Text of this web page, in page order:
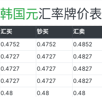
韩国元汇率牌价表
汇买 钞买 汇卖
0.4752 0.4752 0.4852
0.4727 0.4727 0.4827
0.4727 0.4727 0.4827
0.4727 0.4727 0.4827
0.48 0.48 0.48